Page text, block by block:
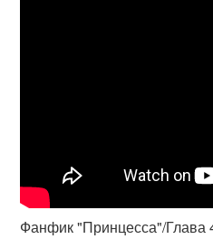
Фанфик "Принцесса"/